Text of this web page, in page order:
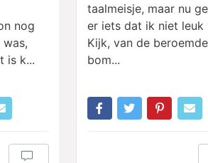
nog
is k...
taalmeisje, maar nu
er iets dat ik niet leuk
Kijk, van de beroemde
bom...